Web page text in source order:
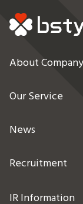
About Company
Our Service
News
Recruitment
IR Information